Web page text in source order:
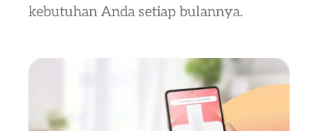
kebutuhan Anda setiap bulannya.